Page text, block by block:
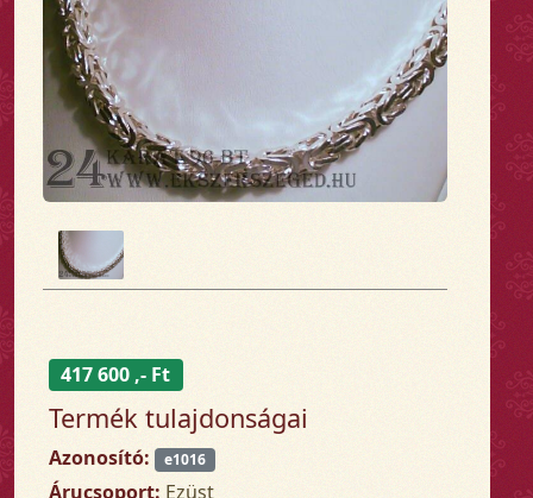
417 600 ,- Ft
Termék tulajdonságai
Azonosító: e1016
Árucsoport: Ezüst